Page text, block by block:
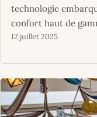
technologie
confort haut de
12 juillet 2025